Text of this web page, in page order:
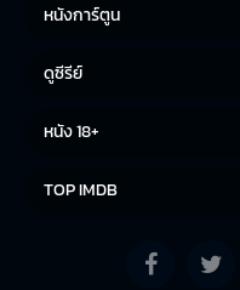
หนังการ์ตูน
ดูซีรีย์
หนัง 18+
TOP IMDB